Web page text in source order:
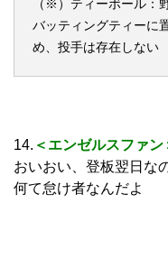
（※）ティーボール：
バッティングティーに
め、投手は存在しない
14. ＜エンゼルスファン
おいおい、登板翌日な
何て怠け者なんだよ